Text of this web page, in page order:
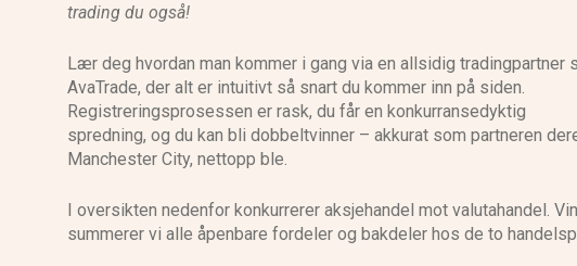
trading du også!
Lær deg hvordan man kommer i gang via en allsidig tradingpartner
AvaTrade, der alt er intuitivt så snart du kommer inn på siden.
Registreringsprosessen er rask, du får en konkurransedyktig
spredning, og du kan bli dobbeltvinner – akkurat som partneren
Manchester City, nettopp ble.
I oversikten nedenfor konkurrerer aksjehandel mot valutahandel.
summerer vi alle åpenbare fordeler og bakdeler hos de to